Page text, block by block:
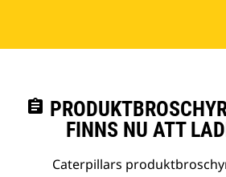
assignment
FINNS NU ATT
Caterpillars